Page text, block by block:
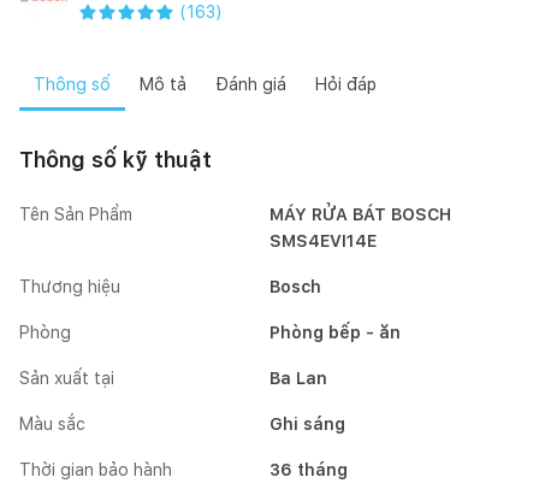
(163)
Thông số Mô tả Đánh giá Hỏi đáp
Thông số kỹ thuật
Tên Sản Phẩm
MÁY RỬA BÁT BOSCH
SMS4EVI14E
Thương hiệu Bosch
Phòng Phòng bếp - ăn
Sản xuất tại Ba Lan
Màu sắc Ghi sáng
Thời gian bảo hành 36 tháng